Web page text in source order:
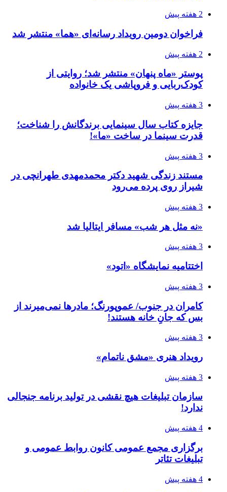
2 هفته پیش
فراخوان دومین رویداد رسانه‌ای «هما» منتشر شد
2 هفته پیش
پوستر «ماه پنهان» منتشر شد؛ روایتی از
کودک‌ربایی و فروپاشی یک خانواده
3 هفته پیش
جایزه کتاب سال سینمایی برندگانش را شناخت؛
قدرت سینما در ساخت «ما»!
3 هفته پیش
مستند زندگی شهید دکتر محمدمهدی طهرانچی در
شیراز روی پرده می‌رود
3 هفته پیش
«نه مثل هر شب» مسافر ایتالیا شد
3 هفته پیش
اختتامیه نمایشگاه «اتود»
3 هفته پیش
کامران در جنوب/ عموپورنگ؛ مادرها نمی‌میرند از
بس که جانِ خانه هستند!
3 هفته پیش
رویداد هنری «مشق ناتمام»
3 هفته پیش
سازمان تبلیغات هیچ نقشی در تولید برنامه جنجالی
ندارد!
4 هفته پیش
برگزاری مجمع عمومی کانون روابط عمومی و
تبلیغات تئاتر
4 هفته پیش